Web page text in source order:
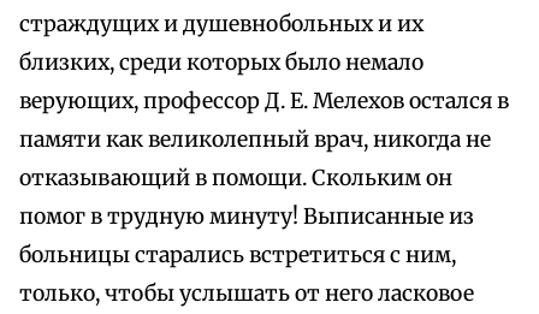
страждущих и душевнобольных и их
близких, среди которых было немало
верующих, профессор Д. Е. Мелехов остался в
памяти как великолепный врач, никогда не
отказывающий в помощи. Скольким он
помог в трудную минуту! Выписанные из
больницы старались встретиться с ним,
только, чтобы услышать от него ласковое